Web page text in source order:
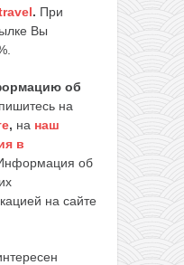
. При
Вы
об
на
, на наш
в
об
на сайте